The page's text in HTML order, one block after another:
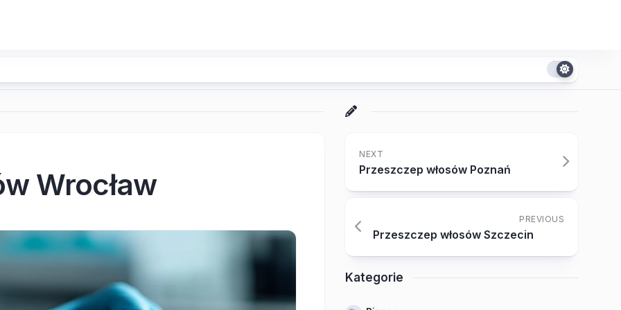
Wrocław
NEXT
Przeszczep włosów Poznań
PREVIOUS
Przeszczep włosów Szczecin
Kategorie